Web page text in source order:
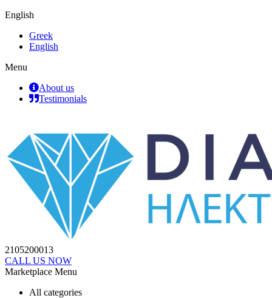
English
Greek
English
Menu
About us
Testimonials
2105200013
CALL US NOW
Marketplace Menu
All categories